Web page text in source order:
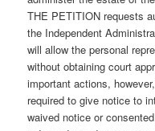
THE PETITION requests
the Independent
will allow the personal
without obtaining court
important actions,
required to give notice to
waived notice or